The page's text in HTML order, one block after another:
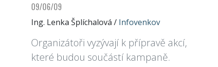
09/06/09
Ing. Lenka Šplíchalová / Infovenkov
Organizátoři vyzývají k přípravě akcí,
které budou součástí kampaně.